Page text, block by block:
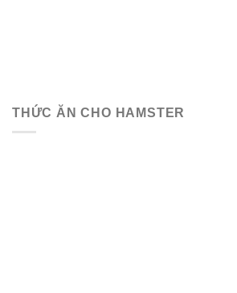
THỨC ĂN CHO HAMSTER